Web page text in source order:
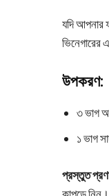
যদি আপনার
ভিনেগারের
উপকরণ:
৩ ভাগ
১ ভাগ
প্রস্তুত